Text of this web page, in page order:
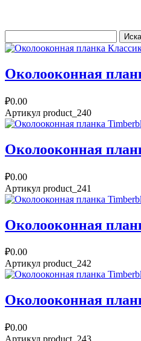
Околооконная
₽0.00
Артикул product_240
Околооконная
₽0.00
Артикул product_241
Околооконная
₽0.00
Артикул product_242
Околооконная
₽0.00